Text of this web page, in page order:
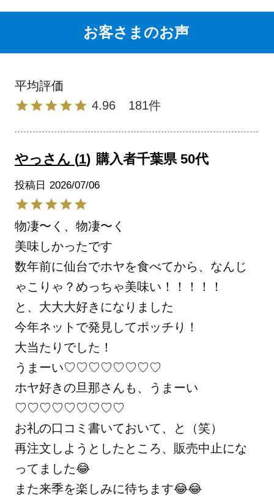
お客さまのお声
4.96 181
やっさん 1 購入者千葉県 50代
投稿日 2026/07/06
物凄〜く、物凄〜く
美味しかったです
数年前に仙台でホヤを食べてから、なんじ
ゃこりゃ？めっちゃ美味い！！！！！
と、大大大好きになりました
今年ネットで発見してポッチり！
大当たりでした！
うまーい♡♡♡♡♡♡♡♡
ホヤ好きの旦那さんも、うまーい
♡♡♡♡♡♡♡♡♡
お礼の口コミ書いておいて、と（笑）
再注文しようとしたところ、販売中止にな
ってました😂
また来季を楽しみに待ちます😂😂